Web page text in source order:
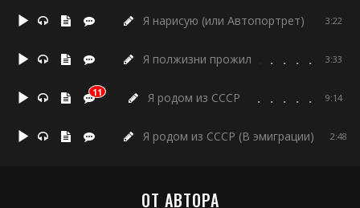
Я нарисую (или Автопортрет) 3:22
Я полжизни прожил 3:33
11 Я родом из СССР 9:14
Я родом из СССР (В эмиграции) 2:48
ОТ АВТОРА